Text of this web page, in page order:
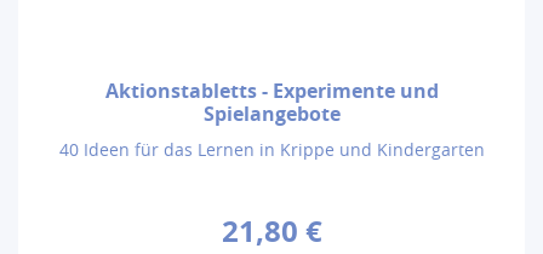
Aktionstabletts - Experimente und
Spielangebote
40 Ideen für das Lernen in Krippe und Kindergarten
21,80 €